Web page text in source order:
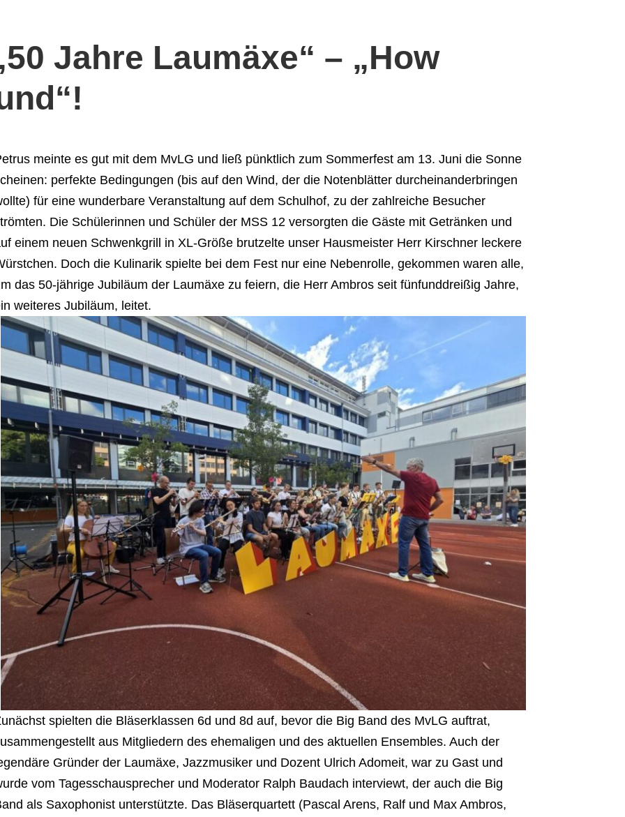
Jahre Laumäxe“ – „How
meinte es gut mit dem MvLG und ließ pünktlich zum Sommerfest am 13. Juni die Sonne
perfekte Bedingungen (bis auf den Wind, der die Notenblätter durcheinanderbringen
für eine wunderbare Veranstaltung auf dem Schulhof, zu der zahlreiche Besucher
Die Schülerinnen und Schüler der MSS 12 versorgten die Gäste mit Getränken und
einem neuen Schwenkgrill in XL-Größe brutzelte unser Hausmeister Herr Kirschner leckere
Doch die Kulinarik spielte bei dem Fest nur eine Nebenrolle, gekommen waren alle,
das 50-jährige Jubiläum der Laumäxe zu feiern, die Herr Ambros seit fünfunddreißig Jahre,
weiteres Jubiläum, leitet.
spielten die Bläserklassen 6d und 8d auf, bevor die Big Band des MvLG auftrat,
aus Mitgliedern des ehemaligen und des aktuellen Ensembles. Auch der
Gründer der Laumäxe, Jazzmusiker und Dozent Ulrich Adomeit, war zu Gast und
vom Tagesschausprecher und Moderator Ralph Baudach interviewt, der auch die Big
als Saxophonist unterstützte. Das Bläserquartett (Pascal Arens, Ralf und Max Ambros,